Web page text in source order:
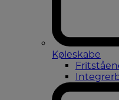
Køleskabe